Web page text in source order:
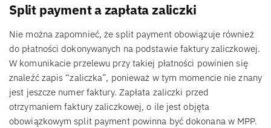
Split payment a zapłata zaliczki
Nie można zapomnieć, że split payment obowiązuje również
do płatności dokonywanych na podstawie faktury zaliczkowej.
W komunikacie przelewu przy takiej płatności powinien się
znaleźć zapis “zaliczka”, ponieważ w tym momencie nie znany
jest jeszcze numer faktury. Zapłata zaliczki przed
otrzymaniem faktury zaliczkowej, o ile jest objęta
obowiązkowym split payment powinna być dokonana w MPP.